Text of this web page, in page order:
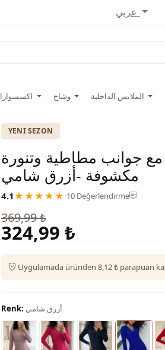
وشاح
YENI SEZON
جوانب مطاطية وتنورة
مكشوفة -أزرق شامي
4.1★★★★★ ·10 Değerlendirme
369,99 ₺
324,99 ₺
Uygulamada üründen 8,12 ₺ parapuan
Renk: أزرق شامي